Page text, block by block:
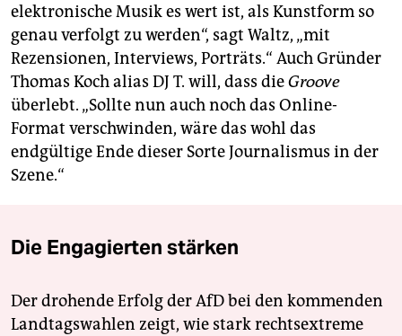
elektronische Musik es wert ist, als Kunstform so
genau verfolgt zu werden“, sagt Waltz, „mit
Rezensionen, Interviews, Porträts.“ Auch Gründer
Thomas Koch alias DJ T. will, dass dieGroove
überlebt. „Sollte nun auch noch das Online-
Format verschwinden, wäre das wohl das
endgültige Ende dieser Sorte Journalismus in der
Szene.“
Die Engagierten stärken
Der drohende Erfolg der AfD bei den kommenden
Landtagswahlen zeigt, wie stark rechtsextreme